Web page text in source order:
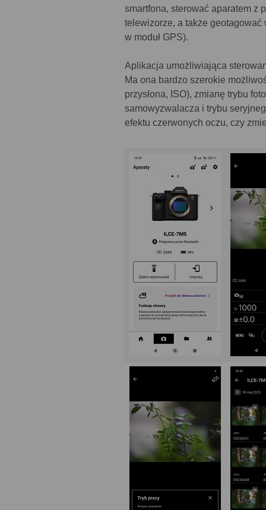
smartfona, sterować aparatem z
telewizorze, a także
w moduł GPS).
Aplikacja umożliwiająca
Ma ona bardzo szerokie
przysłona, ISO), zmianę trybu
samowyzwalacza i trybu
efektu czerwonych oczu, czy